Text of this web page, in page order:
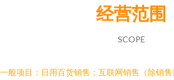
经营范围
SCOPE
一般项目：日用百货销售；互联网销售（除销